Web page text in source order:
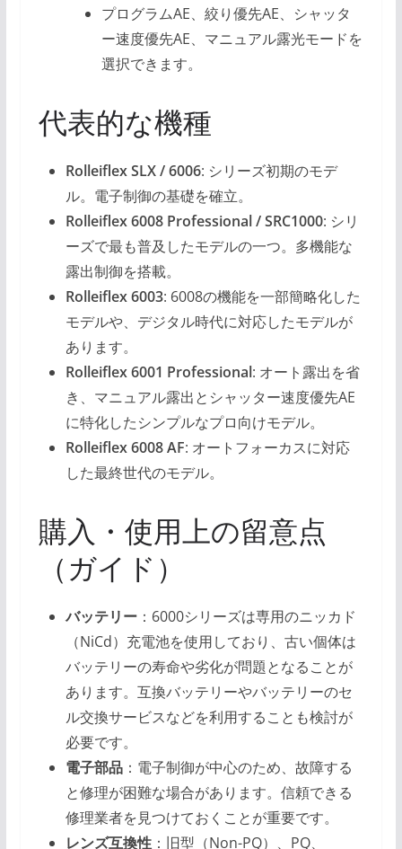
プログラムAE、絞り優先AE、シャッタ
ー速度優先AE、マニュアル露光モードを
選択できます。
代表的な機種
Rolleiflex SLX / 6006: シリーズ初期のモデ
ル。電子制御の基礎を確立。
Rolleiflex 6008 Professional / SRC1000: シリ
ーズで最も普及したモデルの一つ。多機能な
露出制御を搭載。
Rolleiflex 6003: 6008の機能を一部簡略化した
モデルや、デジタル時代に対応したモデルが
あります。
Rolleiflex 6001 Professional: オート露出を省
き、マニュアル露出とシャッター速度優先AE
に特化したシンプルなプロ向けモデル。
Rolleiflex 6008 AF: オートフォーカスに対応
した最終世代のモデル。
購入・使用上の留意点
（ガイド）
バッテリー：6000シリーズは専用のニッカド
（NiCd）充電池を使用しており、古い個体は
バッテリーの寿命や劣化が問題となることが
あります。互換バッテリーやバッテリーのセ
ル交換サービスなどを利用することも検討が
必要です。
電子部品：電子制御が中心のため、故障する
と修理が困難な場合があります。信頼できる
修理業者を見つけておくことが重要です。
レンズ互換性：旧型（Non-PQ）、PQ、